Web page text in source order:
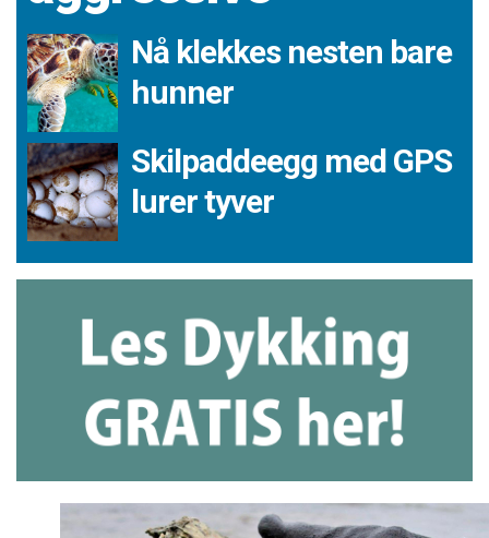
Nå klekkes nesten bare
hunner
Skilpaddeegg med GPS
lurer tyver